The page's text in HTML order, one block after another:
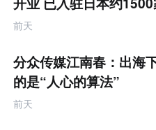
零售渠道
前天
分众传媒江南春：出海
的是“人心的算法”
前天